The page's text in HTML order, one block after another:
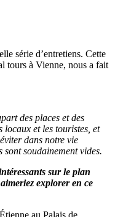
série d’entretiens. Cette
tours à Vienne, nous a fait
des places et des
locaux et les touristes, et
dans notre vie
soudainement vides.
sur le plan
explorer en ce
au Palais de